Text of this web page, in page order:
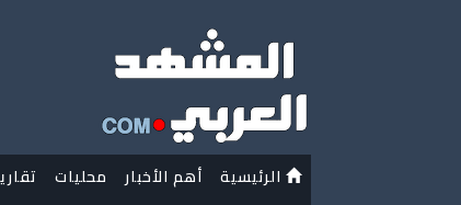
الرئيسية أهم الأخبار محليات